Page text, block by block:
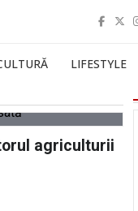
LIFESTYLE
agriculturii